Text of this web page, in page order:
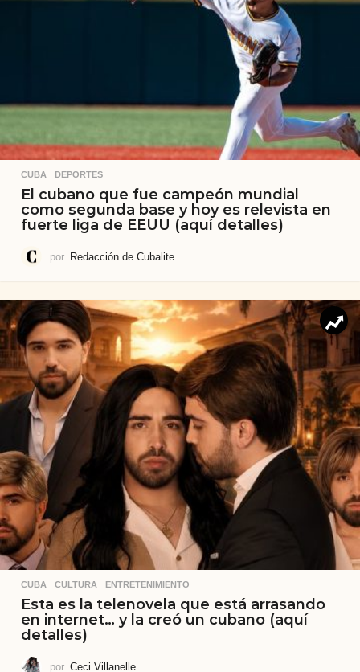
CUBA ,DEPORTES
El cubano que fue campeón mundial
como segunda base y hoy es relevista en
fuerte liga de EEUU (aquí detalles)
por Redacción de Cubalite
CUBA ,CULTURA ,ENTRETENIMIENTO
Esta es la telenovela que está arrasando
en internet… y la creó un cubano (aquí
detalles)
por Ceci Villanelle